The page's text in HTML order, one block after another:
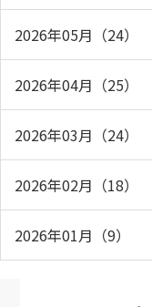
2026年05月（24）
2026年04月（25）
2026年03月（24）
2026年02月（18）
2026年01月（9）